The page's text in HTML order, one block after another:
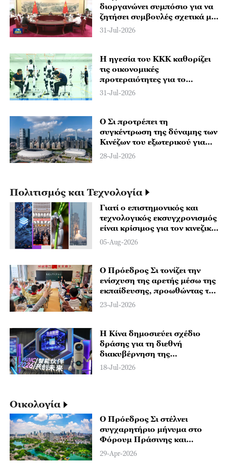
διοργανώνει συμπόσιο για να
ζητήσει συμβουλές σχετικά με
την οικονομική εργασία
31-Jul-2026
Η ηγεσία του ΚΚΚ καθορίζει
τις οικονομικές
προτεραιότητες για το
δεύτερο εξάμηνο του 2026
31-Jul-2026
Ο Σι προτρέπει τη
συγκέντρωση της δύναμης των
Κινέζων του εξωτερικού για
την οικοδόμηση ισχυρής
28-Jul-2026
Πολιτισμός και Τεχνολογία
Γιατί ο επιστημονικός και
τεχνολογικός εκσυγχρονισμός
είναι κρίσιμος για τον κινεζικό
εκσυγχρονισμό;
05-Aug-2026
Ο Πρόεδρος Σι τονίζει την
ενίσχυση της αρετής μέσω της
εκπαίδευσης, προωθώντας την
υψηλής ποιότητας βασική
23-Jul-2026
Η Κίνα δημοσιεύει σχέδιο
δράσης για τη διεθνή
διακυβέρνηση της
δεοντολογίας της AI
18-Jul-2026
Οικολογία
Ο Πρόεδρος Σι στέλνει
συγχαρητήριο μήνυμα στο
Φόρουμ Πράσινης και
Βιώσιμης Ανάπτυξης του SCO
29-Apr-2026